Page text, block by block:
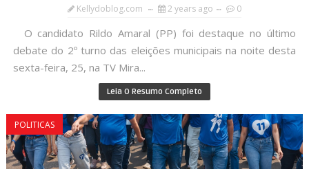
Kellydoblog.com 2 years ago 0
O candidato Rildo Amaral (PP) foi destaque no último
debate do 2º turno das eleições municipais na noite desta
sexta-feira, 25, na TV Mira...
Leia O Resumo Completo
POLITICAS